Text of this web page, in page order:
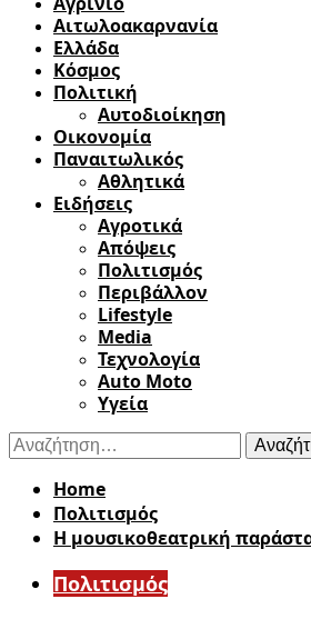
Αιτωλοακαρνανία
Ελλάδα
Κόσμος
Πολιτική
Αυτοδιοίκηση
Οικονομία
Παναιτωλικός
Αθλητικά
Ειδήσεις
Αγροτικά
Απόψεις
Πολιτισμός
Περιβάλλον
Lifestyle
Media
Τεχνολογία
Auto Moto
Υγεία
Αναζήτηση
για:
Home
Πολιτισμός
Η μουσικοθεατρική
Πολιτισμός